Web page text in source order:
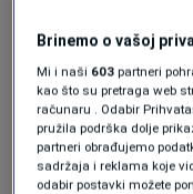
Brinemo o vašoj
Mi i naši 603 partneri
kao što su pretraga web
računaru . Odabir
pružila podrška dolje
partneri obrađujemo
sadržaja i reklama koje
odabir postavki možete